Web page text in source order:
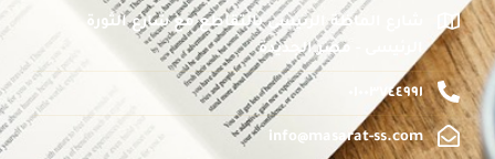
شارع الماظة الرئيسى بالتقاطع مع شارع الثورة
الرئيسى - مصر الجديدة
٠١٠٠٣٧٤٤٩٩١
info@masarat-ss.com